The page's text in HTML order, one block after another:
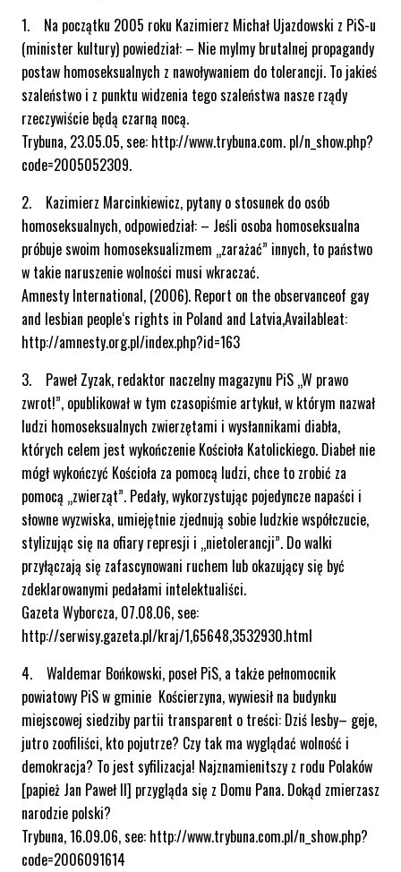
1. Na początku 2005 roku Kazimierz Michał Ujazdowski z PiS-u
(minister kultury) powiedział: – Nie mylmy brutalnej propagandy
postaw homoseksualnych z nawoływaniem do tolerancji. To jakieś
szaleństwo i z punktu widzenia tego szaleństwa nasze rządy
rzeczywiście będą czarną nocą.
Trybuna, 23.05.05, see: http://www.trybuna.com. pl/n_show.php?
code=2005052309.
2. Kazimierz Marcinkiewicz, pytany o stosunek do osób
homoseksualnych, odpowiedział: – Jeśli osoba homoseksualna
próbuje swoim homoseksualizmem „zarażać” innych, to państwo
w takie naruszenie wolności musi wkraczać.
Amnesty International, (2006). Report on the observanceof gay
and lesbian people‘s rights in Poland and Latvia,Availableat:
http://amnesty.org.pl/index.php?id=163
3. Paweł Zyzak, redaktor naczelny magazynu PiS „W prawo
zwrot!”, opublikował w tym czasopiśmie artykuł, w którym nazwał
ludzi homoseksualnych zwierzętami i wysłannikami diabła,
których celem jest wykończenie Kościoła Katolickiego. Diabeł nie
mógł wykończyć Kościoła za pomocą ludzi, chce to zrobić za
pomocą „zwierząt”. Pedały, wykorzystując pojedyncze napaści i
słowne wyzwiska, umiejętnie zjednują sobie ludzkie współczucie,
stylizując się na ofiary represji i „nietolerancji”. Do walki
przyłączają się zafascynowani ruchem lub okazujący się być
zdeklarowanymi pedałami intelektualiści.
Gazeta Wyborcza, 07.08.06, see:
http://serwisy.gazeta.pl/kraj/1,65648,3532930.html
4. Waldemar Bońkowski, poseł PiS, a także pełnomocnik
powiatowy PiS w gminie Kościerzyna, wywiesił na budynku
miejscowej siedziby partii transparent o treści: Dziś lesby– geje,
jutro zoofiliści, kto pojutrze? Czy tak ma wyglądać wolność i
demokracja? To jest syfilizacja! Najznamienitszy z rodu Polaków
[papież Jan Paweł II] przygląda się z Domu Pana. Dokąd zmierzasz
narodzie polski?
Trybuna, 16.09.06, see: http://www.trybuna.com.pl/n_show.php?
code=2006091614